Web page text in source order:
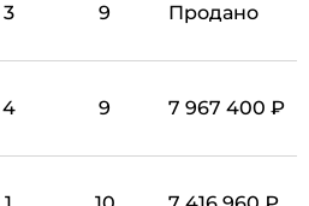
3 9 Продано
4 9 7 967 400 ₽